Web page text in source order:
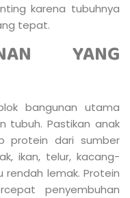
karena tubuhnya
tepat.
YANG
bangunan utama
tubuh. Pastikan anak
protein dari sumber
ikan, telur, kacang-
rendah lemak. Protein
penyembuhan